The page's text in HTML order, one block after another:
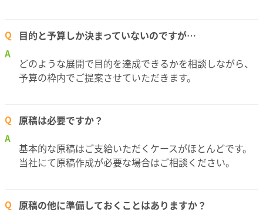
Q 目的と予算しか決まっていないのですが…
A
どのような展開で目的を達成できるかを相談しながら、
予算の枠内でご提案させていただきます。
Q 原稿は必要ですか？
A
基本的な原稿はご支給いただくケースがほとんどです。
当社にて原稿作成が必要な場合はご相談ください。
Q 原稿の他に準備しておくことはありますか？